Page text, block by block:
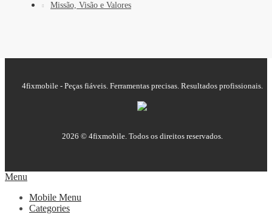
Missão, Visão e Valores
4fixmobile - Peças fiáveis. Ferramentas precisas. Resultados profissionais.
2026 © 4fixmobile. Todos os direitos reservados.
Menu
Mobile Menu
Categories